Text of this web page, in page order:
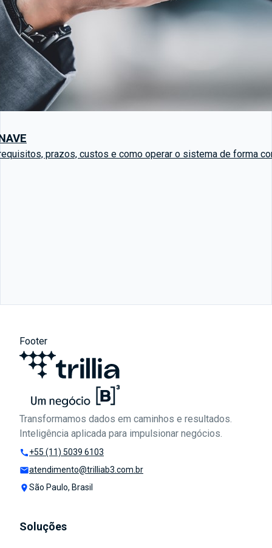
prazos, custos e como operar o sistema de forma
Footer
Transformamos dados em caminhos e resultados.
Inteligência aplicada para impulsionar negócios.
call+55 (11) 5039 6103
mailatendimento@trilliab3.com.br
placeSão Paulo, Brasil
Soluções